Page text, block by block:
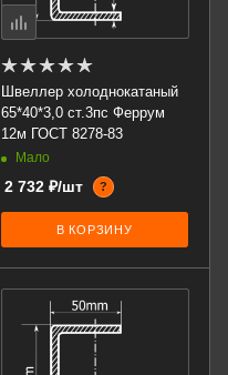
Швеллер холоднокатаный
65*40*3,0 ст.3пс Феррум
12м ГОСТ 8278-83
Мало
2 732 ₽/шт ?
В КОРЗИНУ